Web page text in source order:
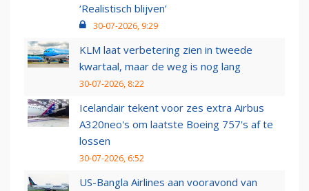
‘Realistisch blijven’
30-07-2026, 9:29
KLM laat verbetering zien in tweede
kwartaal, maar de weg is nog lang
30-07-2026, 8:22
Icelandair tekent voor zes extra Airbus
A320neo's om laatste Boeing 757's af te
lossen
30-07-2026, 6:52
US-Bangla Airlines aan vooravond van